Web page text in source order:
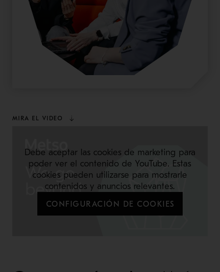
MIRA EL VIDEO
Debe aceptar las cookies de marketing para
poder ver el contenido de YouTube. Estas
cookies pueden utilizarse para mostrarle
contenidos y anuncios relevantes.
CONFIGURACIÓN DE COOKIES